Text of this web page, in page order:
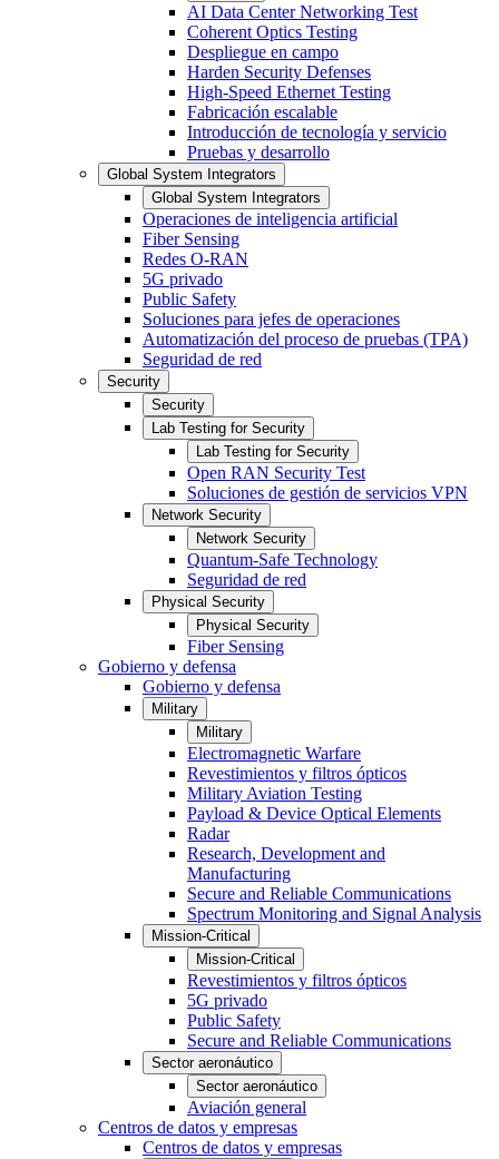
AI Data Center Networking Test
Coherent Optics Testing
Despliegue en campo
Harden Security Defenses
High-Speed Ethernet Testing
Fabricación escalable
Introducción de tecnología y servicio
Pruebas y desarrollo
Global System Integrators
Global System Integrators
Operaciones de inteligencia artificial
Fiber Sensing
Redes O-RAN
5G privado
Public Safety
Soluciones para jefes de operaciones
Automatización del proceso de pruebas (TPA)
Seguridad de red
Security
Security
Lab Testing for Security
Lab Testing for Security
Open RAN Security Test
Soluciones de gestión de servicios VPN
Network Security
Network Security
Quantum-Safe Technology
Seguridad de red
Physical Security
Physical Security
Fiber Sensing
Gobierno y defensa
Gobierno y defensa
Military
Military
Electromagnetic Warfare
Revestimientos y filtros ópticos
Military Aviation Testing
Payload & Device Optical Elements
Radar
Research, Development and
Manufacturing
Secure and Reliable Communications
Spectrum Monitoring and Signal Analysis
Mission-Critical
Mission-Critical
Revestimientos y filtros ópticos
5G privado
Public Safety
Secure and Reliable Communications
Sector aeronáutico
Sector aeronáutico
Aviación general
Centros de datos y empresas
Centros de datos y empresas